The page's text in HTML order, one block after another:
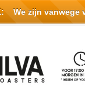
We zijn vanwege